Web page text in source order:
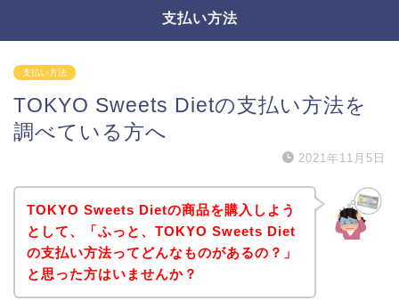
支払い方法
支払い方法
TOKYO Sweets Dietの支払い方法を
調べている方へ
2021年11月5日
TOKYO Sweets Dietの商品を購入しよう
として、「ふっと、TOKYO Sweets Diet
の支払い方法ってどんなものがあるの？」
と思った方はいませんか？